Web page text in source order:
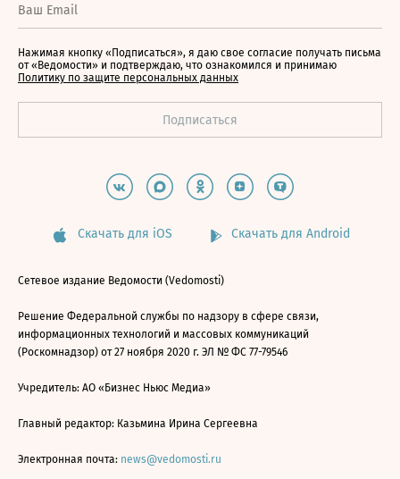
Нажимая кнопку «Подписаться», я даю свое согласие получать письма
от «Ведомости» и подтверждаю, что ознакомился и принимаю
Политику по защите персональных данных
Скачать для iOS Скачать для Android
Сетевое издание Ведомости (Vedomosti)
Решение Федеральной службы по надзору в сфере связи,
информационных технологий и массовых коммуникаций
(Роскомнадзор) от 27 ноября 2020 г. ЭЛ № ФС 77-79546
Учредитель: АО «Бизнес Ньюс Медиа»
Главный редактор: Казьмина Ирина Сергеевна
Электронная почта: news@vedomosti.ru